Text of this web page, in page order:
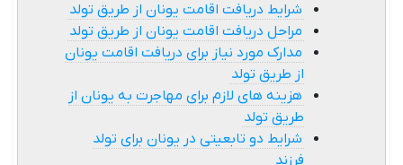
شرایط دریافت اقامت یونان از طریق تولد
مراحل دریافت اقامت یونان از طریق تولد
مدارک مورد نیاز برای دریافت اقامت یونان
از طریق تولد
هزینه های لازم برای مهاجرت به یونان از
طریق تولد
شرایط دو تابعیتی در یونان برای تولد
فرزند